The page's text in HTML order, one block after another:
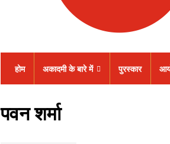
होम अकादमी के बारे में पुरस्कार
पवन शर्मा